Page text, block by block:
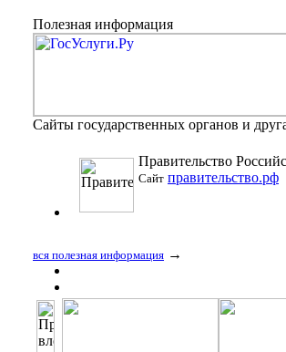
Полезная информация
Сайты государственных органов и
Правительство
Сайт правительство.рф
вся полезная информация →